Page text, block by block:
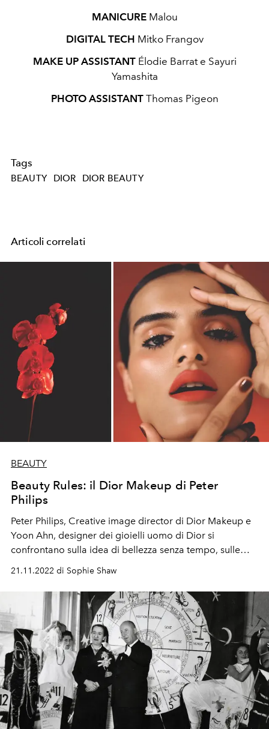
MANICUREMalou
DIGITAL TECH Mitko Frangov
MAKE UP ASSISTANTÉlodie Barrat e Sayuri
Yamashita
PHOTO ASSISTANTThomas Pigeon
Tags
BEAUTY DIOR DIOR BEAUTY
Articoli correlati
BEAUTY
Beauty Rules: il Dior Makeup di Peter
Philips
Peter Philips, Creative image director di Dior Makeup e
Yoon Ahn, designer dei gioielli uomo di Dior si
confrontano sulla idea di bellezza senza tempo, sulle
21.11.2022 di Sophie Shaw